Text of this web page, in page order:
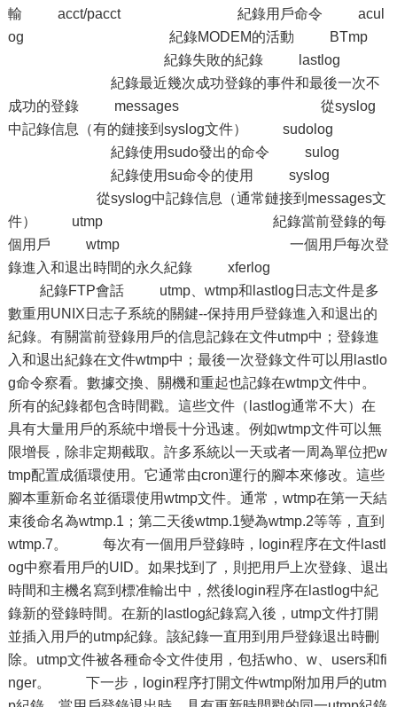
輸 acct/pacct 紀錄用戶命令 acul
og 紀錄MODEM的活動 BTmp
紀錄失敗的紀錄 lastlog
紀錄最近幾次成功登錄的事件和最後一次不
成功的登錄 messages 從syslog
中記錄信息（有的鏈接到syslog文件） sudolog
紀錄使用sudo發出的命令 sulog
紀錄使用su命令的使用 syslog
從syslog中記錄信息（通常鏈接到messages文
件） utmp 紀錄當前登錄的每
個用戶 wtmp 一個用戶每次登
錄進入和退出時間的永久紀錄 xferlog
紀錄FTP會話 utmp、wtmp和lastlog日志文件是多
數重用UNIX日志子系統的關鍵--保持用戶登錄進入和退出的
紀錄。有關當前登錄用戶的信息記錄在文件utmp中；登錄進
入和退出紀錄在文件wtmp中；最後一次登錄文件可以用lastlo
g命令察看。數據交換、關機和重起也記錄在wtmp文件中。
所有的紀錄都包含時間戳。這些文件（lastlog通常不大）在
具有大量用戶的系統中增長十分迅速。例如wtmp文件可以無
限增長，除非定期截取。許多系統以一天或者一周為單位把w
tmp配置成循環使用。它通常由cron運行的腳本來修改。這些
腳本重新命名並循環使用wtmp文件。通常，wtmp在第一天結
束後命名為wtmp.1；第二天後wtmp.1變為wtmp.2等等，直到
wtmp.7。 每次有一個用戶登錄時，login程序在文件lastl
og中察看用戶的UID。如果找到了，則把用戶上次登錄、退出
時間和主機名寫到標准輸出中，然後login程序在lastlog中紀
錄新的登錄時間。在新的lastlog紀錄寫入後，utmp文件打開
並插入用戶的utmp紀錄。該紀錄一直用到用戶登錄退出時刪
除。utmp文件被各種命令文件使用，包括who、w、users和fi
nger。 下一步，login程序打開文件wtmp附加用戶的utm